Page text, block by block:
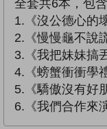
全套共6本，包含
1.《沒公德心的
2.《慢慢龜不說
3.《我把妹妹搞
4.《螃蟹衝衝學
5.《驕傲沒有好
6.《我們合作來